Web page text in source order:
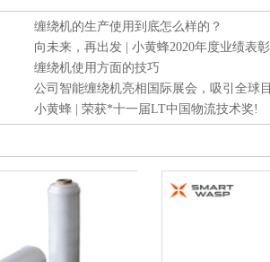
缠绕机的生产使用到底怎么样的？
向未来，再出发 | 小黄蜂2020年度业绩表
缠绕机使用方面的技巧
公司智能缠绕机亮相国际展会，吸引全球
小黄蜂 | 荣获*十一届LT中国物流技术奖!